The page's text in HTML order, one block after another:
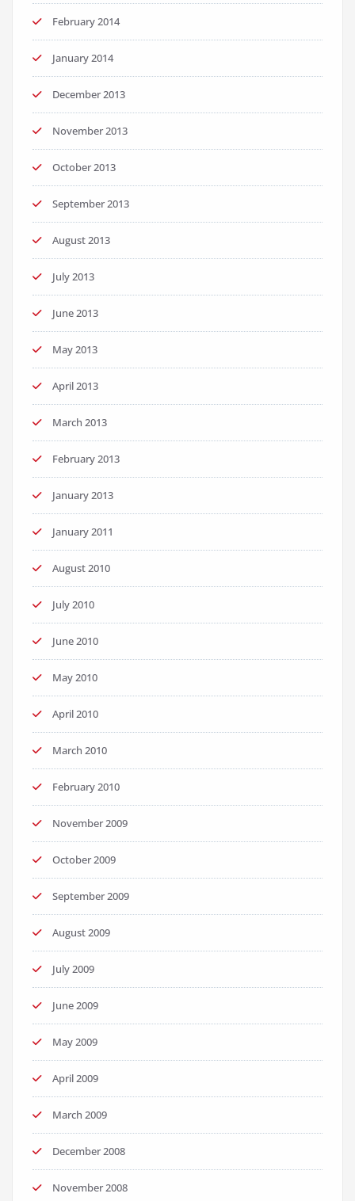
February 2014
January 2014
December 2013
November 2013
October 2013
September 2013
August 2013
July 2013
June 2013
May 2013
April 2013
March 2013
February 2013
January 2013
January 2011
August 2010
July 2010
June 2010
May 2010
April 2010
March 2010
February 2010
November 2009
October 2009
September 2009
August 2009
July 2009
June 2009
May 2009
April 2009
March 2009
December 2008
November 2008